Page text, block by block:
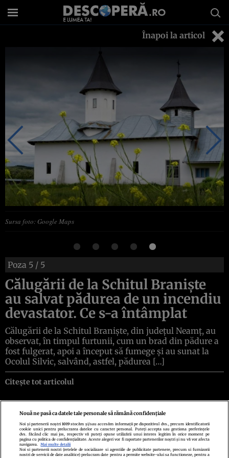
Înapoi la articol
Sursa foto: Google Maps
Poza 5 / 5
Călugării de la Schitul Braniște
au salvat pădurea de un incendiu
devastator. Ce s-a întâmplat
Călugării de la Schitul Braniște, din județul Neamț, au
observat, în timpul furtunii, cum un brad din pădure a
fost fulgerat, apoi a început să fumege și au sunat la
Ocolul Silvic, salvând, astfel, pădurea […]
Citește tot articolul
Politica de confidenţialitate Politica de cookiesTermeni şi condiţii
Echipa redacționalăContactSetări Cookies
Nouă ne pasă ca datele tale personale să rămână confidențiale
Noi și partenerii noștri1019 stocăm și/sau accesăm informații pe dispozitivul dvs., precum identificatorii
cookie unici pentru prelucrarea datelor cu caracter personal. Puteți accepta sau gestiona preferințele
dvs. făcând clic mai jos, respectiv vă puteți opune utilizării unui interes legitim în orice moment pe
pagina cu politica de confidențialitate. Aceste alegeri vor fi raportate partenerilor noștri și nu vă vor afecta
navigarea.
Mai multe detalii
Noi si partenerii nostri (retelele de socializare si agentiile de publicitate partenere, precum si furnizorii
nostri de servicii de date analitice) prelucram date pentru a permite website-ului sa functioneze, pentru a